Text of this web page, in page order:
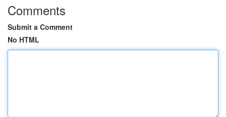
Comments
Submit a Comment
No HTML